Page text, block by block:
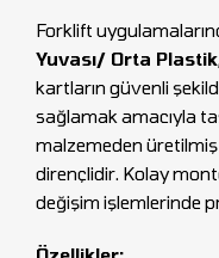
Forklift
Yuvası/ Orta Plastik
kartların güvenli
sağlamak amacıyla
malzemeden üretilmiş
dirençlidir. Kolay
değişim işlemlerinde